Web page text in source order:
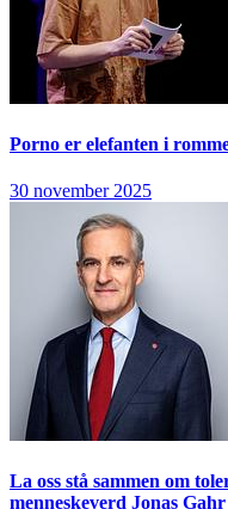
Porno er elefanten i
30 november 2025
La oss stå sammen om
menneskeverd Jonas